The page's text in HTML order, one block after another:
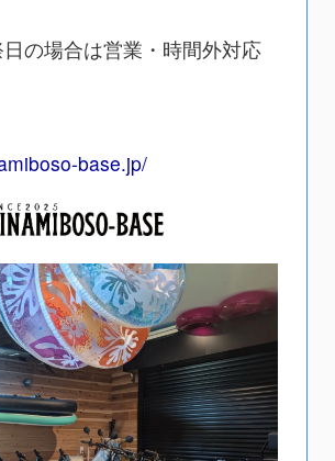
の場合は営業・時間外対応
base.jp/